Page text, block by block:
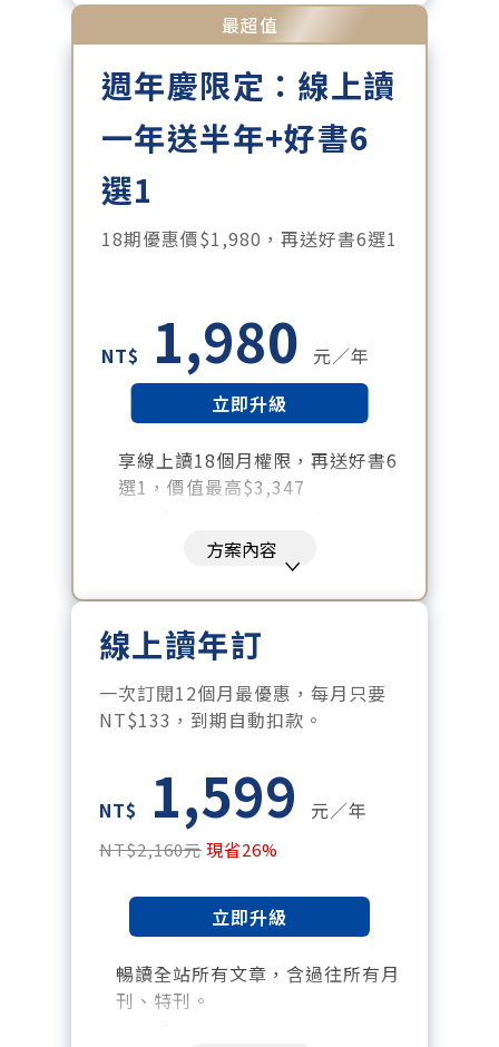
每月下載編輯整理精華知識包。
訂閱專屬電子報：國際、金融、科
技趨勢報。
最超值
週年慶限定：線上讀
一年送半年+好書6
選1
18期優惠價$1,980，再送好書6選1
NT$ 1,980
元／年
立即升級
享線上讀18個月權限，再送好書6
選1，價值最高$3,347
好書清單：《大腦就是這樣工作
的》、《致富心態》、《高希均
回憶錄》、《激素平衡瘦身
課》、《黃仁勳傳》、《一如既
往》
暢讀全站所有文章，含過往所有
月刊、特刊。​
每「季」一場訂戶專屬空中沙
訂閱到期自動扣款。
每月下載編輯整理精華知識包。
訂閱專屬電子報：國際、金融、
科技趨勢報。
方案內容
線上讀年訂
一次訂閱12個月最優惠，每月只要
NT$133，到期自動扣款。
NT$ 1,599 元／年
NT$2,160元現省26%
立即升級
暢讀全站所有文章，含過往所有月
刊、特刊。​